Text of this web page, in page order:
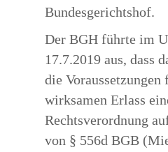
Bundesgerichtshof.
Der BGH führte im
17.7.2019 aus, dass
die Voraussetzungen
wirksamen Erlass
Rechtsverordnung
von § 556d BGB